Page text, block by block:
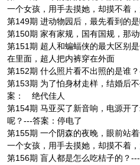
一个女孩，用手去摸她，却摸不着
第149期 进动物园后，最先看到的
第150期 家有家规，国有国规，那
第151期 超人和蝙蝠侠的最大区别
在里面，超人把内裤穿在外面
第152期 什么照片看不出照的是谁
第153期 为了怕身材走样，结婚后
案： 绝代佳人
第154期 马亚买了新音响，电源开
呢？---答案：停电了
第155期 一个阴森的夜晚，眼前站
一个女孩，用手去摸她，却摸不着
第156期 盲人都是怎么吃桔子的？